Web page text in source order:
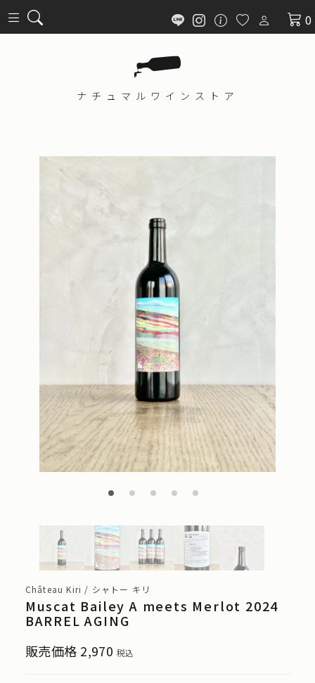
0
ナチュマル ワインストア
Château Kiri / シャトー キリ
Muscat Bailey A meets Merlot 2024
BARREL AGING
販売価格 2,970 税込